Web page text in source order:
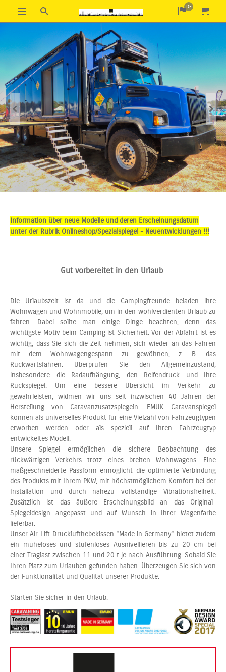
DE
Previous Next
Information über neue Modelle und deren Erscheinungsdatum
unter der Rubrik Onlineshop/Spezialspiegel - Neuentwicklungen !!!
Gut vorbereitet in den Urlaub
Die Urlaubszeit ist da und die Campingfreunde beladen ihre
Wohnwagen und Wohnmobile, um in den wohlverdienten Urlaub zu
fahren. Dabei sollte man einige Dinge beachten, denn das
wichtigste Motiv beim Camping ist Sicherheit. Vor der Abfahrt ist es
wichtig, dass Sie sich die Zeit nehmen, sich wieder an das Fahren
mit dem Wohnwagengespann zu gewöhnen, z. B. das
Rückwärtsfahren. Überprüfen Sie den Allgemeinzustand,
insbesondere die Radaufhängung, den Reifendruck und Ihre
Rückspiegel. Um eine bessere Übersicht im Verkehr zu
gewährleisten, widmen wir uns seit inzwischen 40 Jahren der
Herstellung von Caravanzusatzspiegeln. EMUK Caravanspiegel
können als universelles Produkt für eine Vielzahl von Fahrzeugtypen
erworben werden oder als speziell auf Ihren Fahrzeugtyp
entwickeltes Modell.
Unsere Spiegel ermöglichen die sichere Beobachtung des
rückwärtigen Verkehrs trotz eines breiten Wohnwagens. Eine
maßgeschneiderte Passform ermöglicht die optimierte Verbindung
des Produkts mit Ihrem PKW, mit höchstmöglichem Komfort bei der
Installation und durch nahezu vollständige Vibrationsfreiheit.
Zusätzlich ist das äußere Erscheinungsbild an das Original-
Spiegeldesign angepasst und auf Wunsch in Ihrer Wagenfarbe
lieferbar.
Unser Air-Lift Drucklufthebekissen "Made in Germany" bietet zudem
ein müheloses und stufenloses Ausnivellieren bis zu 20 cm bei
einer Traglast zwischen 11 und 20 t je nach Ausführung. Sobald Sie
Ihren Platz zum Urlauben gefunden haben. Überzeugen Sie sich von
der Funktionalität und Qualität unserer Produkte.
Starten Sie sicher in den Urlaub.